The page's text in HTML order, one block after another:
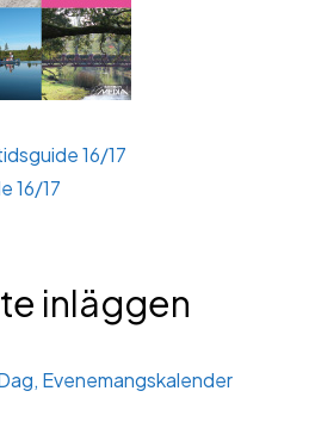
16/17
16/17
inläggen
Evenemangskalender